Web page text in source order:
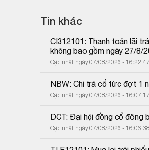
Tin khác
CI312101: Thanh toán lãi
không bao gồm ngày 27/8/
Cập nhật ngày 07/08/2026 - 16:22:47
NBW: Chi trả cổ tức đợt 1
Cập nhật ngày 07/08/2026 - 16:07:17
DCT: Đại hội đồng cổ đông
Cập nhật ngày 07/08/2026 - 16:06:38